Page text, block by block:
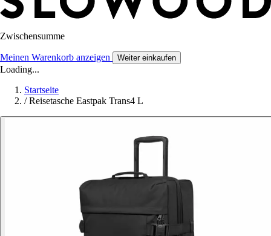
Zwischensumme
Meinen Warenkorb anzeigen Weiter einkaufen
Loading...
Startseite
/ Reisetasche Eastpak Trans4 L